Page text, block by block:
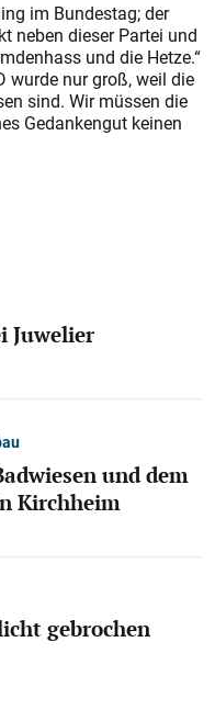
im Bundestag; der
neben dieser Partei und
und die Hetze.“
wurde nur groß, weil die
sind. Wir müssen die
Gedankengut keinen
Juwelier
und dem
Kirchheim
gebrochen